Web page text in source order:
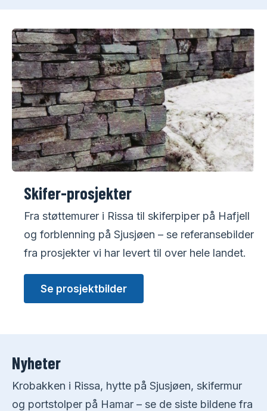
Skifer-prosjekter
Fra støttemurer i Rissa til skiferpiper på Hafjell
og forblenning på Sjusjøen – se referansebilder
fra prosjekter vi har levert til over hele landet.
Se prosjektbilder
Nyheter
Krobakken i Rissa, hytte på Sjusjøen, skifermur
og portstolper på Hamar – se de siste bildene fra